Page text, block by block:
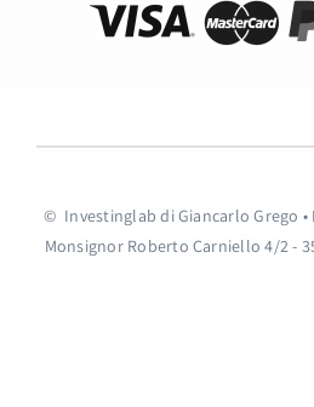
© Investinglab di Giancarlo Grego •
Monsignor Roberto Carniello 4/2 -